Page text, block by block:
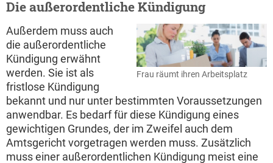
Die außerordentliche Kündigung
Frau räumt ihren Arbeitsplatz
Außerdem muss auch
die außerordentliche
Kündigung erwähnt
werden. Sie ist als
fristlose Kündigung
bekannt und nur unter bestimmten Voraussetzungen
anwendbar. Es bedarf für diese Kündigung eines
gewichtigen Grundes, der im Zweifel auch dem
Amtsgericht vorgetragen werden muss. Zusätzlich
muss einer außerordentlichen Kündigung meist eine